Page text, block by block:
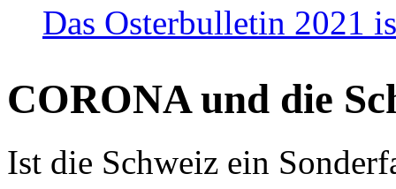
Das Osterbulletin 2021
CORONA und die
Ist die Schweiz ein